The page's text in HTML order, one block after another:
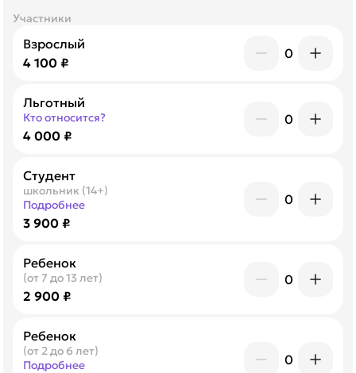
Участники
Взрослый
4 100 ₽
0
Льготный
Кто относится?
4 000 ₽
0
Студент
школьник (14+)
Подробнее
3 900 ₽
0
Ребенок
(от 7 до 13 лет)
2 900 ₽
0
Ребенок
(от 2 до 6 лет)
Подробнее
0